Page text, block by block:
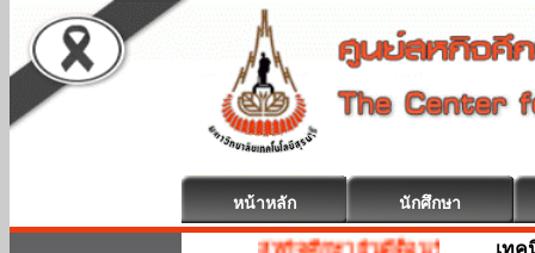
หน้าหลัก นักศึกษา
เทค